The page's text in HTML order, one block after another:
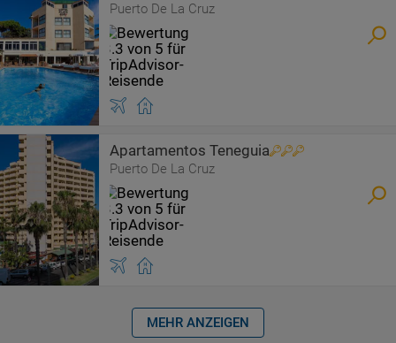
Puerto De La Cruz
Apartamentos Teneguia
Puerto De La Cruz
MEHR ANZEIGEN